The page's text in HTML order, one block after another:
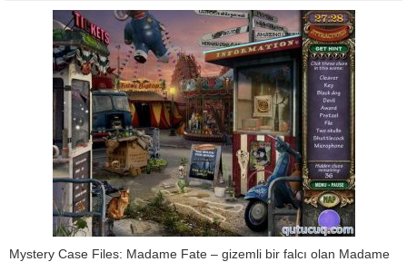
Mystery Case Files: Madame Fate – gizemli bir falcı olan Madame